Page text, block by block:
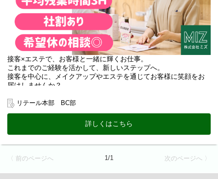
<業務内容>
●無料肌診断
●お肌のお悩み相談
●無料スキンケア体感
​●無料メイク体感
●レジ・電話対応
●カルテ・伝票の整理 など
＜その他補足＞
変更なし
2) 就業場所の変更の範囲
MIZ 化粧品専門店全4店舗。
なお新規出店する場合はそれらを含む。ただし、双方の合意の
接客×エステで、お客様と一緒に輝くお仕事。
これまでのご経験を活かして、新しいステップへ。
接客を中心に、メイクアップやエステを通じてお客様に笑顔をお
届けしませんか？
境です。
＊お仕事のワクワクPOINT＊
お客様の「もっと綺麗になりたい」に寄り添う、体験型の接客が
メインです。
＊ 経験を活かして、さらにステップアップできる理由＊
接客・販売の基礎があるあなただからこそ、即戦力としてこれま
リテール本部 BC部
詳しくはこちら
〈 前のページへ 1/1 次のページへ 〉